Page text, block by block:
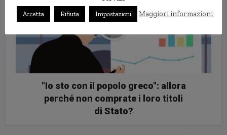
"Io sto con il popolo greco": allora
perché non comprate i loro titoli
di Stato?
Accetta Rifiuta Impostazioni Maggiori informazioni